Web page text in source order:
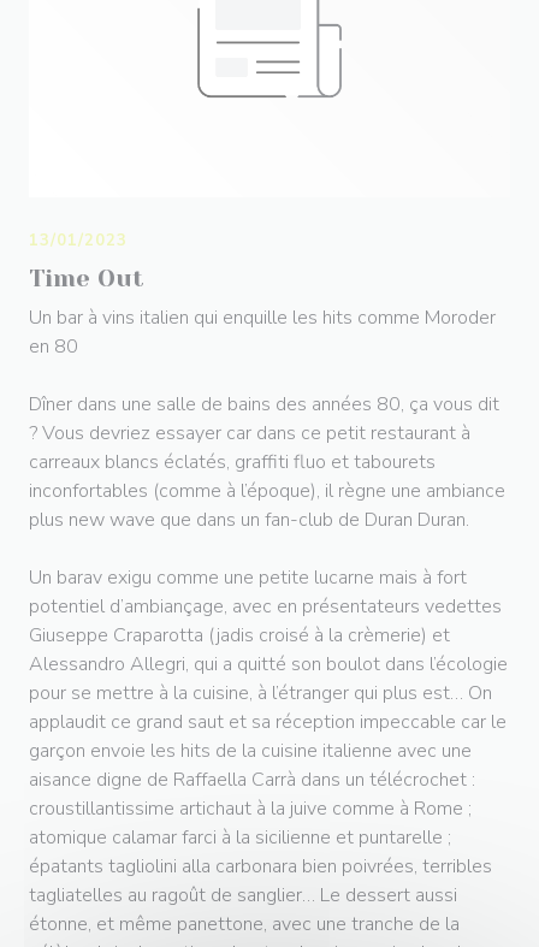
Time Out
13/01/2023
Un bar à vins italien qui enquille les hits comme Moroder
en 80
Dîner dans une salle de bains des années 80, ça vous dit
? Vous devriez essayer car dans ce petit restaurant à
carreaux blancs éclatés, graffiti fluo et tabourets
inconfortables (comme à l’époque), il règne une ambiance
plus new wave que dans un fan-club de Duran Duran.
Un barav exigu comme une petite lucarne mais à fort
potentiel d’ambiançage, avec en présentateurs vedettes
Giuseppe Craparotta (jadis croisé à la crèmerie) et
Alessandro Allegri, qui a quitté son boulot dans l’écologie
pour se mettre à la cuisine, à l’étranger qui plus est… On
applaudit ce grand saut et sa réception impeccable car le
garçon envoie les hits de la cuisine italienne avec une
aisance digne de Raffaella Carrà dans un télécrochet :
croustillantissime artichaut à la juive comme à Rome ;
atomique calamar farci à la sicilienne et puntarelle ;
épatants tagliolini alla carbonara bien poivrées, terribles
tagliatelles au ragoût de sanglier… Le dessert aussi
étonne, et même panettone, avec une tranche de la